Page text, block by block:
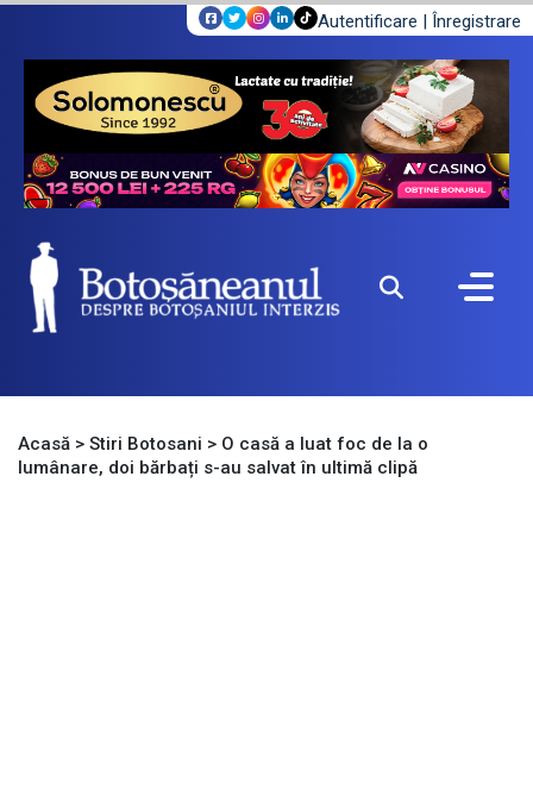
Autentificare | Înregistrare
Acasă > Stiri Botosani > O casă a luat foc de la o
lumânare, doi bărbați s-au salvat în ultimă clipă